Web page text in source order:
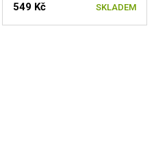
549 Kč SKLADEM